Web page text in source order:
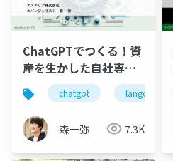
ChatGPTでつくる！資
産を生かした自社専用
チャットで業務効率化
chatgpt langchain
森一弥 7.3K